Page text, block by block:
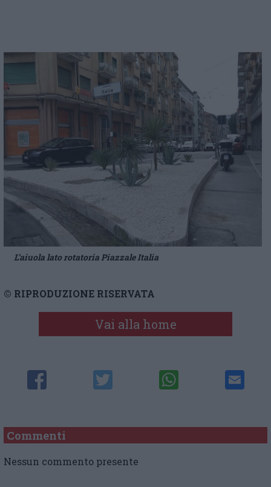
L’aiuola lato rotatoria Piazzale Italia
© RIPRODUZIONE RISERVATA
Vai alla home
Commenti
Nessun commento presente